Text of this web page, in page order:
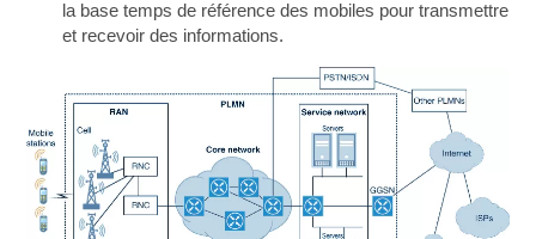
la base temps de référence des mobiles pour transmettre
et recevoir des informations.